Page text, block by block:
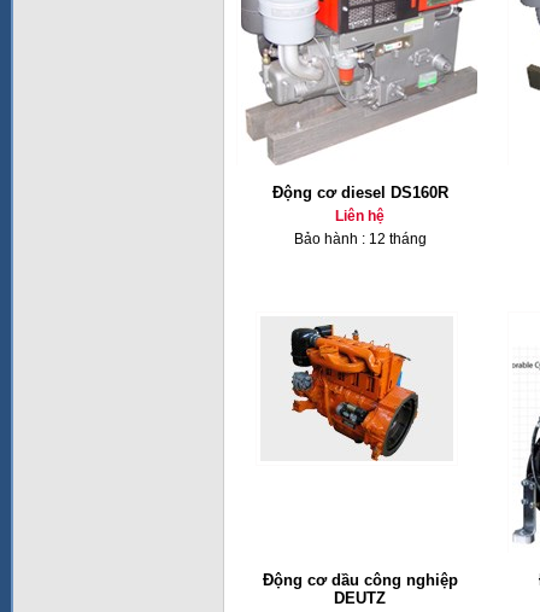
Động cơ diesel DS160R
Liên hệ
Bảo hành : 12 tháng
Động cơ dầu công nghiệp
DEUTZ